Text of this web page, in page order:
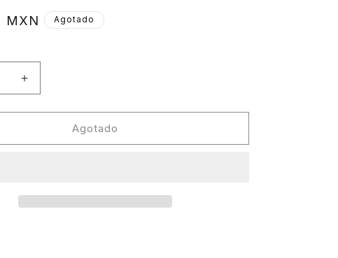
MXN Agotado
Aumentar
cantidad
para
Koze
Agotado